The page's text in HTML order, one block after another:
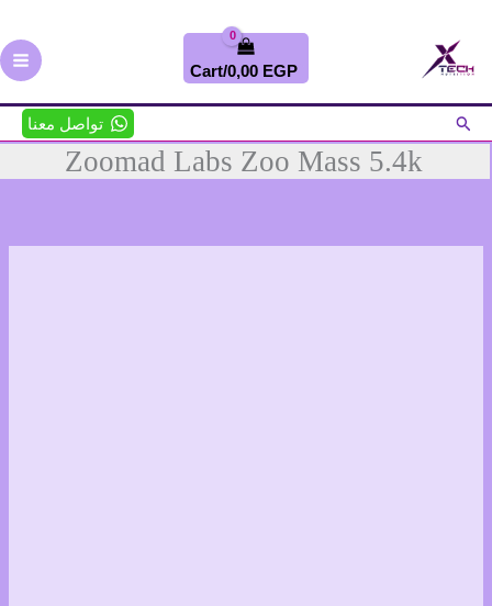
Cart/0,00 EGP
البحث تواصل معنا
Zoomad Labs Zoo Mass 5.4k